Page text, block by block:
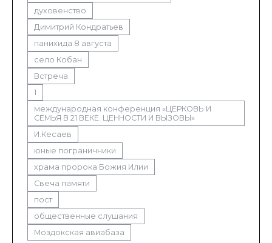
духовенство
Димитрий Кондратьев
панихида 8 августа
село Кобан
Встреча
1
международная конференция «ЦЕРКОВЬ И
СЕМЬЯ В 21 ВЕКЕ. ЦЕННОСТИ И ВЫЗОВЫ»
И.Кесаев
юные пограничники
храма пророка Божия Илии
Свеча памяти
пост
общественные слушания
Моздокская авиабаза